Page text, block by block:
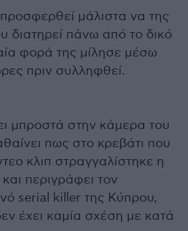
μάλιστα να της
διατηρεί πάνω από το δικό
φορά της μίλησε μέσω
πριν συλληφθεί.
μπροστά στην κάμερα του
πως στο κρεβάτι που
κλιπ στραγγαλίστηκε η
περιγράφει τον
serial killer της Κύπρου,
έχει καμία σχέση με κατά